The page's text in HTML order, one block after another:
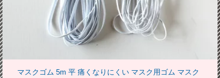
マスクゴム 5m 平 痛くなりにくい マスク用ゴム マスク